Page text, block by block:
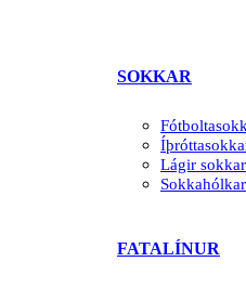
SOKKAR
Lágir sokkar
Sokkahólkar
FATALÍNUR